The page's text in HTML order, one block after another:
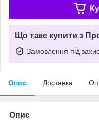
Що таке купити з
Замовлення під
Опис Доставка
Опис